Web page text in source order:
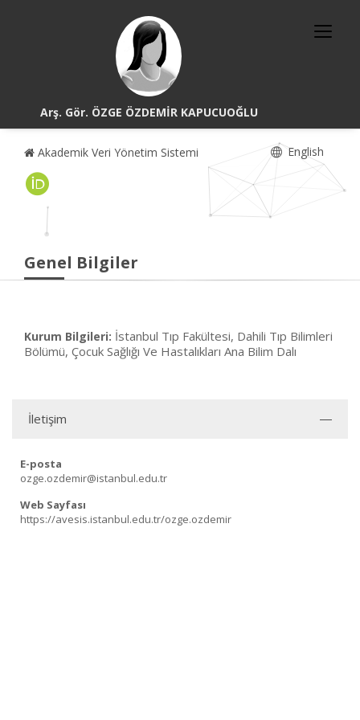
Arş. Gör. ÖZGE ÖZDEMİR KAPUCUOĞLU
Akademik Veri Yönetim Sistemi English
Genel Bilgiler
Kurum Bilgileri: İstanbul Tıp Fakültesi, Dahili Tıp Bilimleri
Bölümü, Çocuk Sağlığı Ve Hastalıkları Ana Bilim Dalı
İletişim
E-posta
ozge.ozdemir@istanbul.edu.tr
Web Sayfası
https://avesis.istanbul.edu.tr/ozge.ozdemir